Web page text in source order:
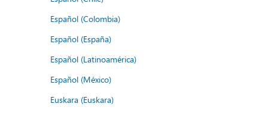
Español (Colombia)
Español (España)
Español (Latinoamérica)
Español (México)
Euskara (Euskara)